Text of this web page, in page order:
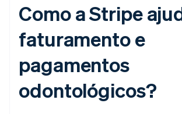
Como a Stripe
faturamento e
pagamentos
odontológicos?